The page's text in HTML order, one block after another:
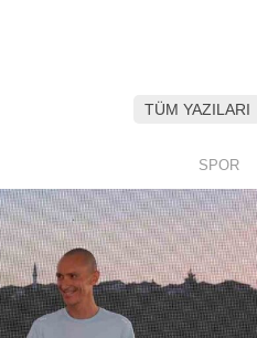
TÜM YAZILARI
SPOR